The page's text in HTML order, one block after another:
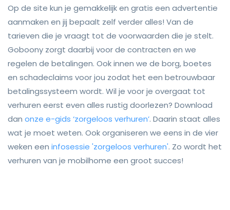
Op de site kun je gemakkelijk en gratis een advertentie
aanmaken en jij bepaalt zelf verder alles! Van de
tarieven die je vraagt tot de voorwaarden die je stelt.
Goboony zorgt daarbij voor de contracten en we
regelen de betalingen. Ook innen we de borg, boetes
en schadeclaims voor jou zodat het een betrouwbaar
betalingssysteem wordt. Wil je voor je overgaat tot
verhuren eerst even alles rustig doorlezen? Download
dan onze e-gids ‘zorgeloos verhuren’. Daarin staat alles
wat je moet weten. Ook organiseren we eens in de vier
weken een infosessie 'zorgeloos verhuren'. Zo wordt het
verhuren van je mobilhome een groot succes!